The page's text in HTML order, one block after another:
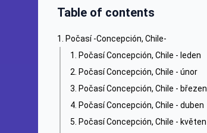
Table of contents
Počasí -Concepción, Chile-
Počasí Concepción, Chile - leden
Počasí Concepción, Chile - únor
Počasí Concepción, Chile - březen
Počasí Concepción, Chile - duben
Počasí Concepción, Chile - květen